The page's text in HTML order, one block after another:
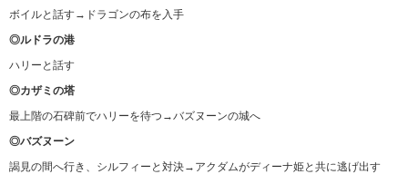
ボイルと話す→ドラゴンの布を入手
◎ルドラの港
ハリーと話す
◎カザミの塔
最上階の石碑前でハリーを待つ→バズヌーンの城へ
◎バズヌーン
謁見の間へ行き、シルフィーと対決→アクダムがディーナ姫と共に逃げ出す